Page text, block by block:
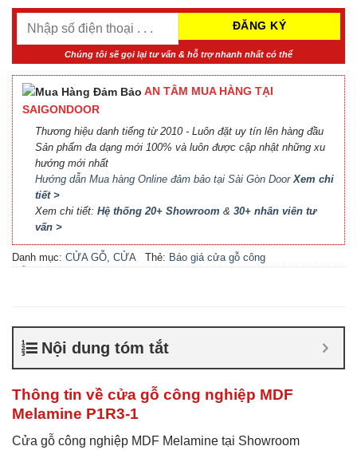
Chúng tôi sẽ gọi lại tư vấn & hỗ trợ nhanh nhất có thể
AN TÂM MUA HÀNG TẠI
SAIGONDOOR
Thương hiệu danh tiếng từ 2010 - Luôn đặt uy tín lên hàng đầu
Sản phẩm đa dạng mới 100% và luôn được cập nhật những xu
hướng mới nhất
Hướng dẫn Mua hàng Online đảm bảo tại Sài Gòn DoorXem chi
tiết >
Xem chi tiết: Hệ thống 20+ Showroom & 30+ nhân viên tư
vấn >
Danh mục: CỬA GỖ, CỬA
Thẻ: Báo giá cửa gỗ công
nghiệp chống ẩm
công nghiệp sơn trắng
gỗ MDF Laminate,Cửa gỗ
MDF Melamine
MDF phủ Melamine
Nội dung tóm tắt
Thông tin về cửa gỗ công nghiệp MDF
Melamine P1R3-1
Cửa gỗ công nghiệp MDF Melamine tại Showroom